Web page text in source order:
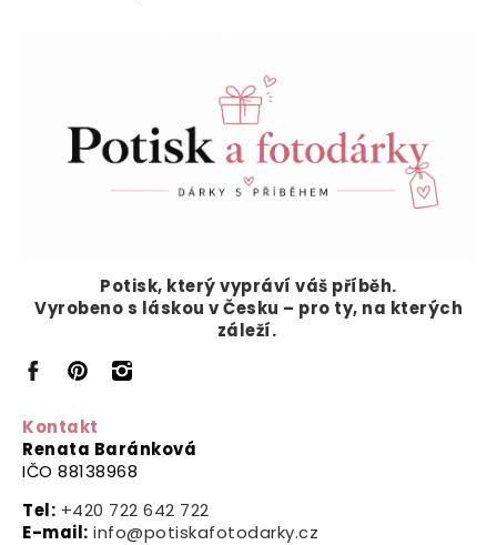
Potisk, který vyprávíváš příběh.
Vyrobeno s láskou v Česku – pro ty, na kterých
záleží.
Kontakt
Renata Baránková
IČO 88138968
Tel: +420 722 642 722
E-mail: info@potiskafotodarky.cz